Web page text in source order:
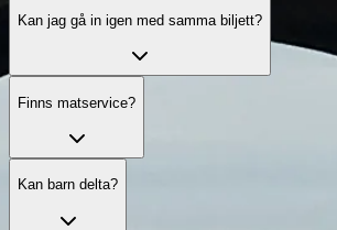
Kan jag gå in igen med samma biljett?
Finns matservice?
Kan barn delta?